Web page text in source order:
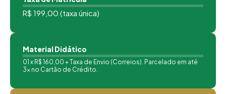
R$ 199,00 (taxa única)
Material Didático
01 x R$ 160,00 + Taxa de Envio (Correios). Parcelado em até
3x no Cartão de Crédito.